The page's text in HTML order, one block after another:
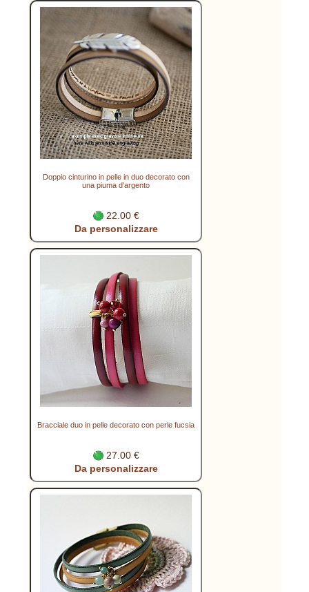
Doppio cinturino in pelle in duo decorato con
una piuma d'argento
22.00 €
Da personalizzare
Bracciale duo in pelle decorato con perle fucsia
27.00 €
Da personalizzare